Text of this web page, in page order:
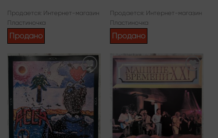
Продается: Интернет-магазин
Пластиночка
Продано
Продается: Интернет-магазин
Пластиночка
Продано
Add to
wishlist
Add to
wishlist